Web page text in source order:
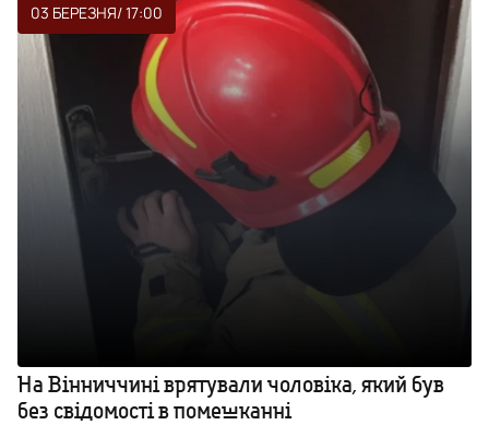
03 БЕРЕЗНЯ/ 17:00
На Вінниччині врятували чоловіка, який був
без свідомості в помешканні